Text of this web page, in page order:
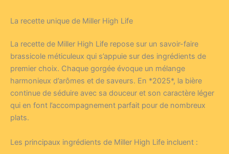
La recette unique de Miller High Life
La recette de Miller High Life repose sur un savoir-faire
brassicole méticuleux qui s’appuie sur des ingrédients de
premier choix. Chaque gorgée évoque un mélange
harmonieux d’arômes et de saveurs. En *2025*, la bière
continue de séduire avec sa douceur et son caractère léger
qui en font l’accompagnement parfait pour de nombreux
plats.
Les principaux ingrédients de Miller High Life incluent :